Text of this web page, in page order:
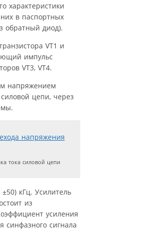
характеристики
в паспортных
обратный диод).
VT1 и
импульс
VT3, VT4.
напряжением
цепи, через
тока силовой цепи
кГц. Усилитель
из
усиления
синфазного сигнала